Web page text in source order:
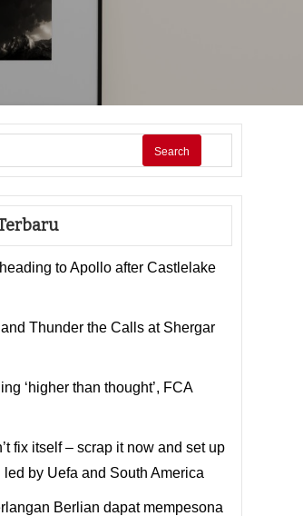
Search
to Apollo after Castlelake
Thunder the Calls at Shergar
‘higher than thought’, FCA
fix itself – scrap it now and set up
led by Uefa and South America
Berlian dapat mempesona